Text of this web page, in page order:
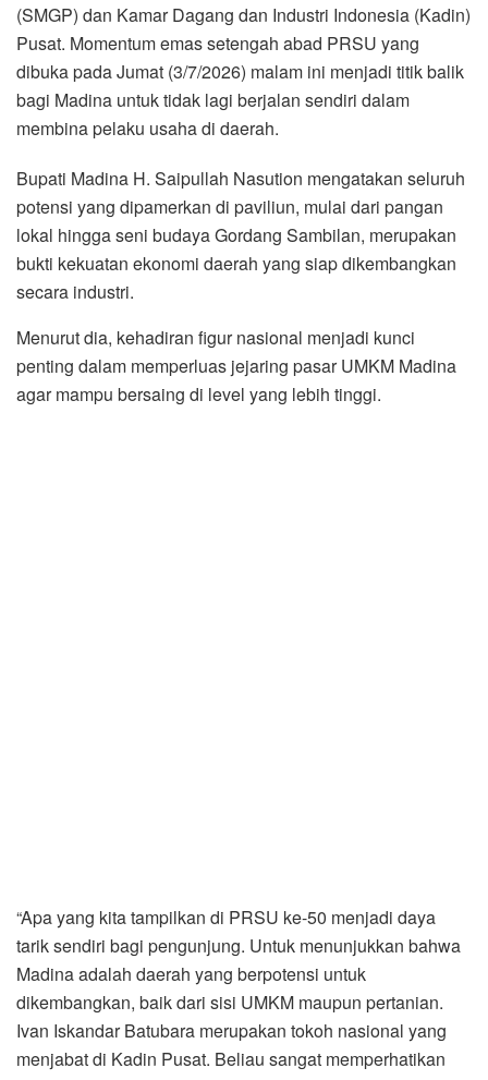
(SMGP) dan Kamar Dagang dan Industri Indonesia (Kadin)
Pusat. Momentum emas setengah abad PRSU yang
dibuka pada Jumat (3/7/2026) malam ini menjadi titik balik
bagi Madina untuk tidak lagi berjalan sendiri dalam
membina pelaku usaha di daerah.
Bupati Madina H. Saipullah Nasution mengatakan seluruh
potensi yang dipamerkan di paviliun, mulai dari pangan
lokal hingga seni budaya Gordang Sambilan, merupakan
bukti kekuatan ekonomi daerah yang siap dikembangkan
secara industri.
Menurut dia, kehadiran figur nasional menjadi kunci
penting dalam memperluas jejaring pasar UMKM Madina
agar mampu bersaing di level yang lebih tinggi.
“Apa yang kita tampilkan di PRSU ke-50 menjadi daya
tarik sendiri bagi pengunjung. Untuk menunjukkan bahwa
Madina adalah daerah yang berpotensi untuk
dikembangkan, baik dari sisi UMKM maupun pertanian.
Ivan Iskandar Batubara merupakan tokoh nasional yang
menjabat di Kadin Pusat. Beliau sangat memperhatikan